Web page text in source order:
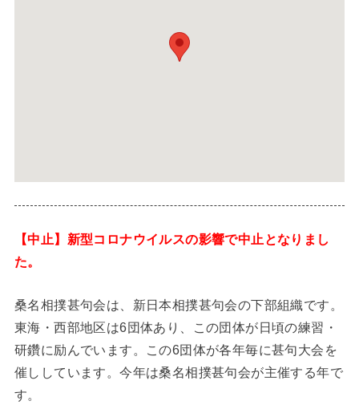
【中止】新型コロナウイルスの影響で中止となりまし
た。
桑名相撲甚句会は、新日本相撲甚句会の下部組織です。
東海・西部地区は6団体あり、この団体が日頃の練習・
研鑽に励んでいます。この6団体が各年毎に甚句大会を
催ししています。今年は桑名相撲甚句会が主催する年で
す。